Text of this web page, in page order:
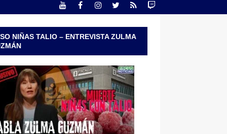
NIÑAS TALIO – ENTREVISTA ZULMA